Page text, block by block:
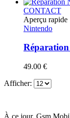
CONTACT
Aperçu rapide
Nintendo
49.00 €
Afficher: